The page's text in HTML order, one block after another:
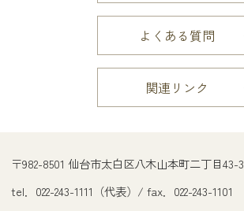
よくある質問
関連リンク
〒982-8501 仙台市太白区八木山本町二丁目43-3
tel．022-243-1111（代表）/ fax．022-243-1101